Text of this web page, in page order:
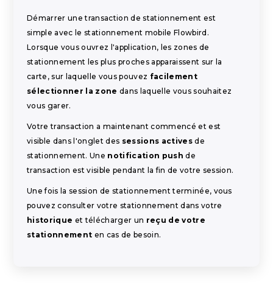
Démarrer une transaction de stationnement est
simple avec le stationnement mobile Flowbird.
Lorsque vous ouvrez l'application, les zones de
stationnement les plus proches apparaissent sur la
carte, sur laquelle vous pouvez facilement
sélectionner la zone dans laquelle vous souhaitez
vous garer.
Votre transaction a maintenant commencé et est
visible dans l'onglet des sessions activesde
stationnement. Une notification push de
transaction est visible pendant la fin de votre session.
Une fois la session de stationnement terminée, vous
pouvez consulter votre stationnement dans votre
historique et télécharger un reçu de votre
stationnement en cas de besoin.